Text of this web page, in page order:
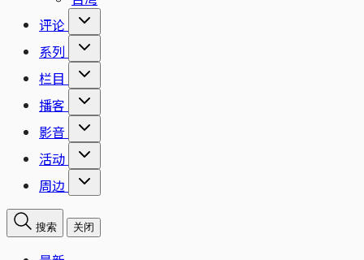
评论
系列
栏目
播客
影音
活动
周边
搜索 关闭